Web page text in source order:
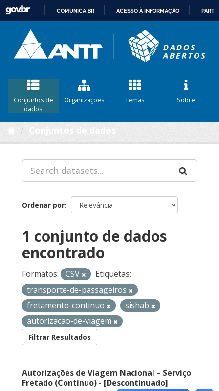
CONTEÚDO
COMUNICA BR ACESSO À INFORMAÇÃO
Conjuntos de
dados
Organizações Temas Sobre
Ordenar por
1 conjunto de dados
encontrado
Formatos: CSV
Etiquetas:
transporte-de-passageiros
fretamento-continuo
sishab
autorizacao-de-viagem
Filtrar Resultados
Autorizações de Viagem Nacional – Serviço
Fretado (Contínuo) - [Descontinuado]